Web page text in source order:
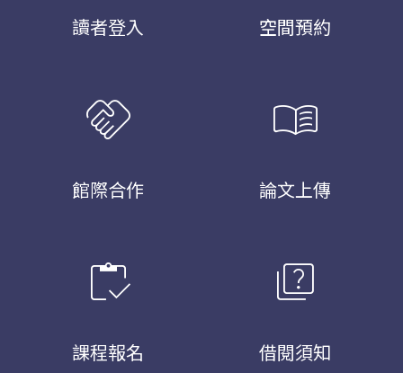
讀者登入 空間預約
handshake
館際合作
menu_book
論文上傳
inventory
課程報名
quiz
借閱須知